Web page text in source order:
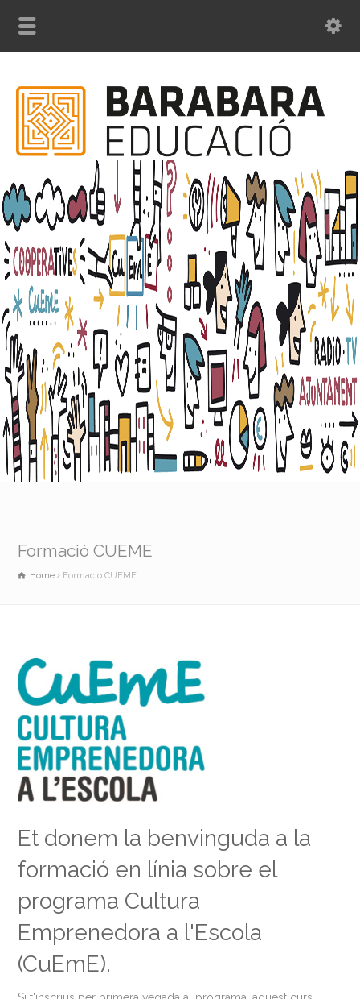
Formació CUEME
Home Formació CUEME
Et donem la benvinguda a la
formació en línia sobre el
programa Cultura
Emprenedora a l'Escola
(CuEmE).